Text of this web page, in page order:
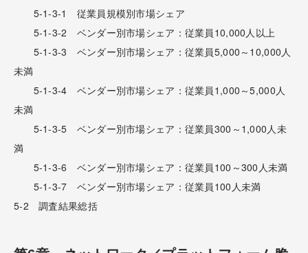
5-1-3-1 従業員規模別市場シェア
5-1-3-2 ベンダー別市場シェア：従業員10,000人以上
5-1-3-3 ベンダー別市場シェア：従業員5,000～10,000人
未満
5-1-3-4 ベンダー別市場シェア：従業員1,000～5,000人
未満
5-1-3-5 ベンダー別市場シェア：従業員300～1,000人未
満
5-1-3-6 ベンダー別市場シェア：従業員100～300人未満
5-1-3-7 ベンダー別市場シェア：従業員100人未満
5-2 調査結果総括